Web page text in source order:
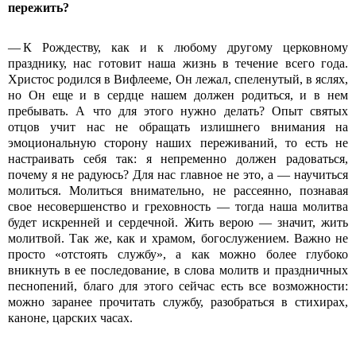
пережить?
— К Рождеству, как и к любому другому церковному
празднику, нас готовит наша жизнь в течение всего года.
Христос родился в Вифлееме, Он лежал, спеленутый, в яслях,
но Он еще и в сердце нашем должен родиться, и в нем
пребывать. А что для этого нужно делать? Опыт святых
отцов учит нас не обращать излишнего внимания на
эмоциональную сторону наших переживаний, то есть не
настраивать себя так: я непременно должен радоваться,
почему я не радуюсь? Для нас главное не это, а — научиться
молиться. Молиться внимательно, не рассеянно, познавая
свое несовершенство и греховность — тогда наша молитва
будет искренней и сердечной. Жить верою — значит, жить
молитвой. Так же, как и храмом, богослужением. Важно не
просто «отстоять службу», а как можно более глубоко
вникнуть в ее последование, в слова молитв и праздничных
песнопений, благо для этого сейчас есть все возможности:
можно заранее прочитать службу, разобраться в стихирах,
каноне, царских часах.